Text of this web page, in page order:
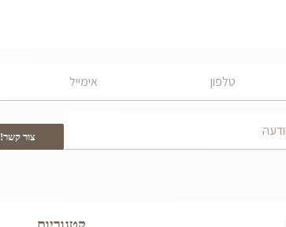
צור קשר!